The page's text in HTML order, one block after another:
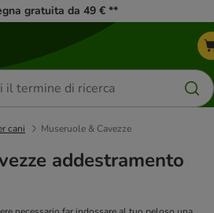
gratuita da 49 € **
cani Museruole & Cavezze
addestramento